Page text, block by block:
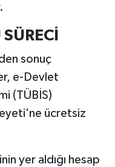
sonuç
e-Devlet
(TÜBİS)
ücretsiz
yer aldığı hesap